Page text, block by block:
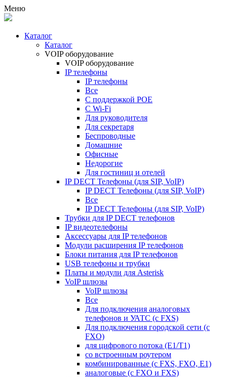
Меню
Каталог
Каталог
VOIP оборудование
VOIP оборудование
IP телефоны
IP телефоны
Все
С поддержкой POE
C Wi-Fi
Для руководителя
Для секретаря
Беспроводные
Домашние
Офисные
Недорогие
Для гостиниц и отелей
IP DECT Телефоны (для SIP, VoIP)
IP DECT Телефоны (для SIP, VoIP)
Все
IP DECT Телефоны (для SIP, VoIP)
Трубки для IP DECT телефонов
IP видеотелефоны
Аксессуары для IP телефонов
Модули расширения IP телефонов
Блоки питания для IP телефонов
USB телефоны и трубки
Платы и модули для Asterisk
VoIP шлюзы
VoIP шлюзы
Все
Для подключения аналоговых
телефонов и УАТС (с FXS)
Для подключения городской сети (с
FXO)
для цифрового потока (E1/T1)
со встроенным роутером
комбинированные (c FXS, FXO, E1)
аналоговые (с FXO и FXS)